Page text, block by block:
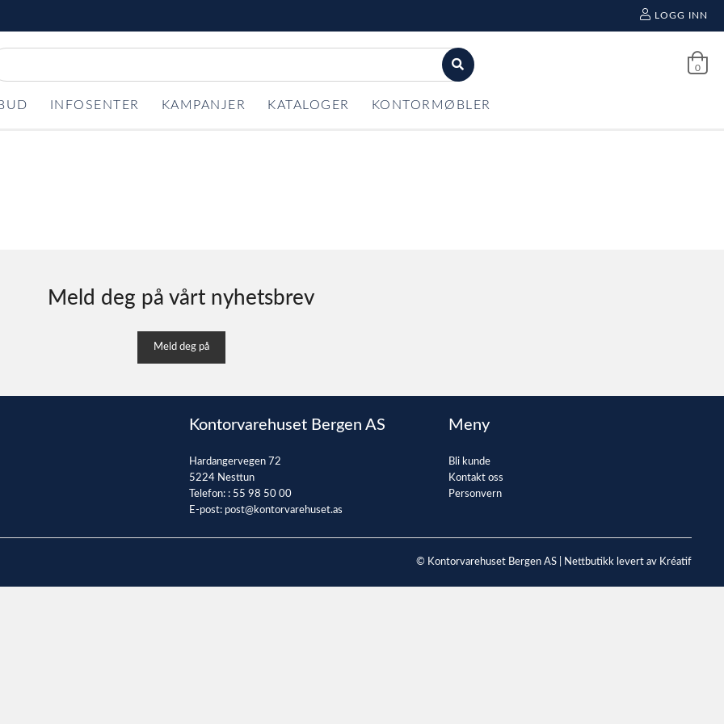
LOGG INN
0
INFOSENTER KAMPANJER KATALOGER KONTORMØBLER
Meld deg på vårt nyhetsbrev
Meld deg på
Kontorvarehuset Bergen AS
Hardangervegen 72
5224 Nesttun
Telefon: : 55 98 50 00
E-post: post@kontorvarehuset.as
Meny
Bli kunde
Kontakt oss
Personvern
© Kontorvarehuset Bergen AS | Nettbutikk levert av Kréatif